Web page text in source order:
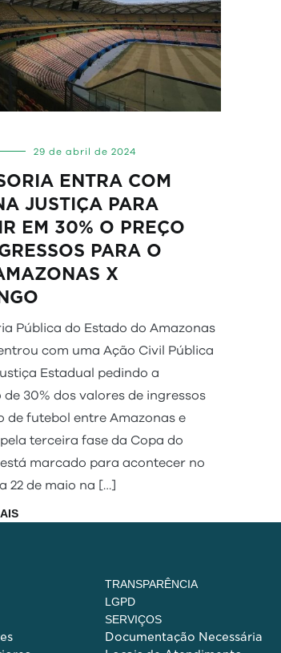
29 de abril de 2024
ENTRA COM
JUSTIÇA PARA
EM 30% O PREÇO
PARA O
X
Pública do Estado do Amazonas
com uma Ação Civil Pública
Estadual pedindo a
30% dos valores de ingressos
de futebol entre Amazonas e
terceira fase da Copa do
marcado para acontecer no
22 de maio na […]
TRANSPARÊNCIA
LGPD
SERVIÇOS
Documentação Necessária